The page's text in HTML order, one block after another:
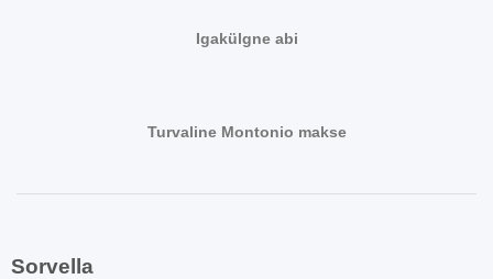
Igakülgne abi
Turvaline Montonio makse
Sorvella